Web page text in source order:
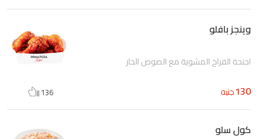
وينجز بافلو
اجنحة الفراخ المشوية مع الصوص الحار
130جنيه 136
كول سلو